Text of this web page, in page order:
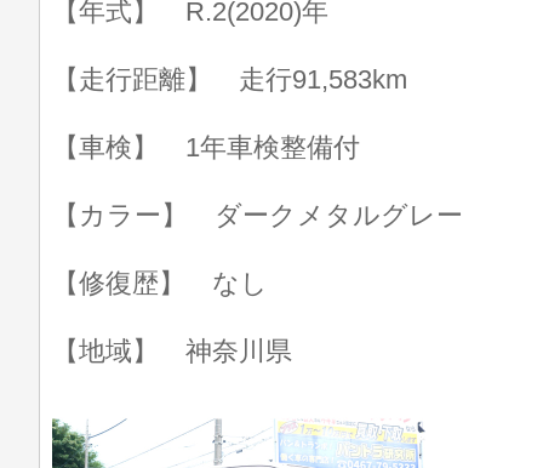
【年式】 R.2(2020)年
【走行距離】 走行91,583km
【車検】 1年車検整備付
【カラー】 ダークメタルグレー
【修復歴】 なし
【地域】 神奈川県